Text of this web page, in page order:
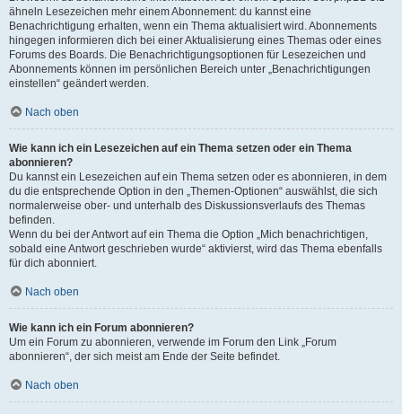
ähneln Lesezeichen mehr einem Abonnement: du kannst eine
Benachrichtigung erhalten, wenn ein Thema aktualisiert wird. Abonnements
hingegen informieren dich bei einer Aktualisierung eines Themas oder eines
Forums des Boards. Die Benachrichtigungsoptionen für Lesezeichen und
Abonnements können im persönlichen Bereich unter „Benachrichtigungen
einstellen“ geändert werden.
Nach oben
Wie kann ich ein Lesezeichen auf ein Thema setzen oder ein Thema
abonnieren?
Du kannst ein Lesezeichen auf ein Thema setzen oder es abonnieren, in dem
du die entsprechende Option in den „Themen-Optionen“ auswählst, die sich
normalerweise ober- und unterhalb des Diskussionsverlaufs des Themas
befinden.
Wenn du bei der Antwort auf ein Thema die Option „Mich benachrichtigen,
sobald eine Antwort geschrieben wurde“ aktivierst, wird das Thema ebenfalls
für dich abonniert.
Nach oben
Wie kann ich ein Forum abonnieren?
Um ein Forum zu abonnieren, verwende im Forum den Link „Forum
abonnieren“, der sich meist am Ende der Seite befindet.
Nach oben